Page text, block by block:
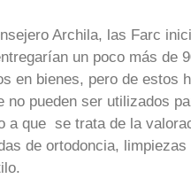
Archila, las Farc
un poco más de
en bienes, pero de estos
no pueden ser utilizados
a que se trata de la
de ortodoncia,